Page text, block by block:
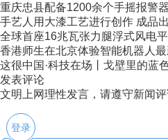
重庆忠县配备1200余个手摇报警
手艺人用大漆工艺进行创作 成品
全球首座16兆瓦张力腿浮式风电
香港师生在北京体验智能机器人最
这很中国·科技在场丨戈壁里的蓝
发表评论
文明上网理性发言，请遵守新闻
登录